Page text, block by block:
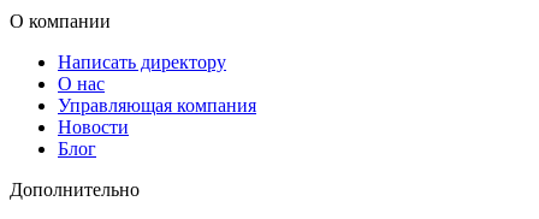
готовности. Мы аккуратно упакуем плакаты, чтобы они
О компании
Написать директору
О нас
Управляющая компания
Новости
Блог
Дополнительно